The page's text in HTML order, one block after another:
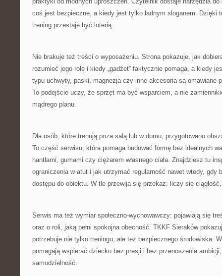
coś jest bezpieczne, a kiedy jest tylko ładnym sloganem. Dzięki
trening przestaje być loterią.
Nie brakuje też treści o wyposażeniu. Strona pokazuje, jak
rozumieć jego rolę i kiedy „gadżet” faktycznie pomaga, a kiedy
typu uchwyty, paski, magnezja czy inne akcesoria są omawiane
To podejście uczy, że sprzęt ma być wsparciem, a nie
mądrego planu.
Dla osób, które trenują poza salą lub w domu, przygotowano
To część serwisu, która pomaga budować formę bez idealnych
hantlami, gumami czy ciężarem własnego ciała. Znajdziesz tu
ograniczenia w atut i jak utrzymać regularność nawet wtedy, gdy
dostępu do obiektu. W tle przewija się przekaz: liczy się
Serwis ma też wymiar społeczno-wychowawczy: pojawiają się
oraz o roli, jaką pełni spokojna obecność. TKKF Sieraków
potrzebuje nie tylko treningu, ale też bezpiecznego środowiska.
pomagają wspierać dziecko bez presji i bez przenoszenia
samodzielność.